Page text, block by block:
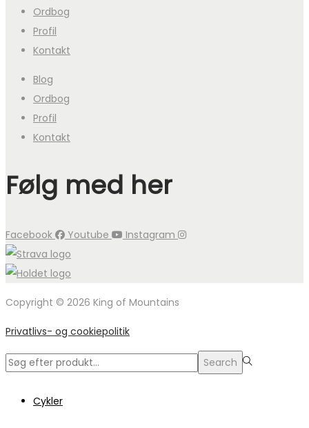
Ordbog
Profil
Kontakt
Blog
Ordbog
Profil
Kontakt
Følg med her
Facebook Youtube Instagram
Copyright © 2026 King of Mountains
Privatlivs- og cookiepolitik
Search
Search
Cykler